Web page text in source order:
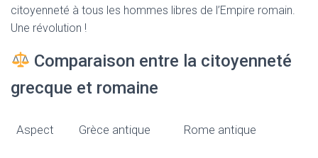
citoyenneté à tous les hommes libres de l’Empire romain.
Une révolution !
Comparaison entre la citoyenneté
grecque et romaine
Aspect Grèce antique Rome antique